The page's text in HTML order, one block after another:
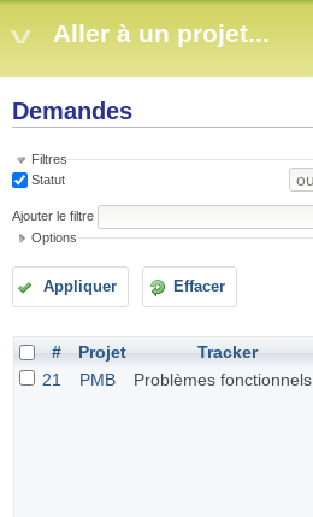
Aller à un projet...
Demandes
Filtres
Statut
Ajouter le filtre
Options
Appliquer Effacer
# Projet Tracker
21
PMB Problèmes fonctionnels